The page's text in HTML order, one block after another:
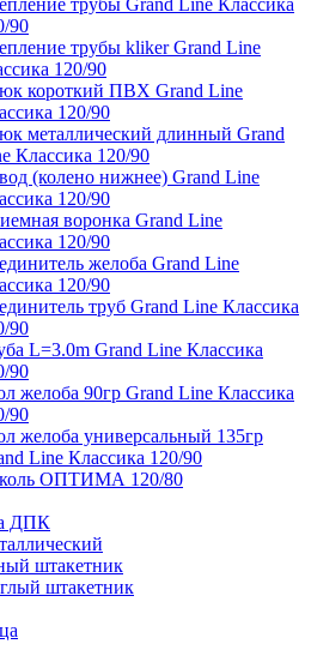
трубы Grand Line Классика
90
трубы kliker Grand Line
120/90
короткий ПВХ Grand Line
120/90
металлический длинный Grand
Классика 120/90
(колено нижнее) Grand Line
120/90
воронка Grand Line
120/90
желоба Grand Line
120/90
труб Grand Line Классика
90
L=3.0m Grand Line Классика
90
желоба 90гр Grand Line Классика
90
желоба универсальный 135гр
Line Классика 120/90
ОПТИМА 120/80
ДПК
штакетник
штакетник